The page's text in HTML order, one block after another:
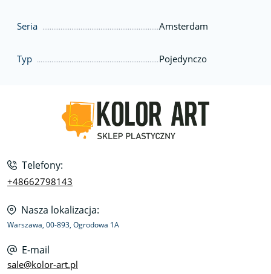
Seria Amsterdam
Typ Pojedynczo
Telefony:
+48662798143
Nasza lokalizacja:
Warszawa, 00-893, Ogrodowa 1A
E-mail
sale@kolor-art.pl